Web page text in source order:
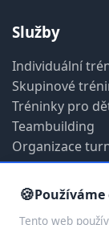
Služby
Individuální
Skupinové
Tréninky pro
Teambuilding
Organizace
🍪Používáme
Tento web